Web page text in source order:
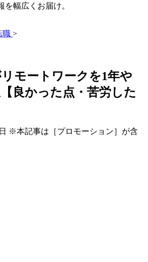
を幅広くお届け。
職 >
モートワークを1年や
良かった点・苦労した
※本記事は［プロモーション］が含